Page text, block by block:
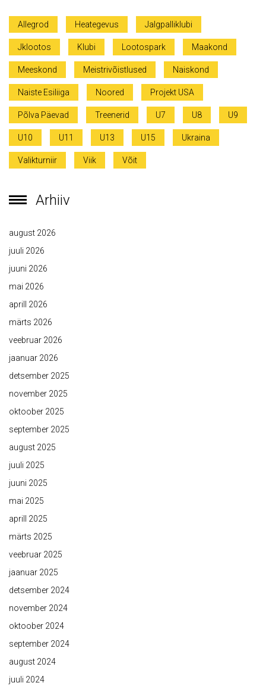
Allegrod Heategevus Jalgpalliklubi
Jklootos Klubi Lootospark Maakond
Meeskond Meistrivõistlused Naiskond
Naiste Esiliiga Noored Projekt USA
Põlva Päevad Treenerid U7 U8 U9
U10 U11 U13 U15 Ukraina
Valikturniir Viik Võit
Arhiiv
august 2026
juuli 2026
juuni 2026
mai 2026
aprill 2026
märts 2026
veebruar 2026
jaanuar 2026
detsember 2025
november 2025
oktoober 2025
september 2025
august 2025
juuli 2025
juuni 2025
mai 2025
aprill 2025
märts 2025
veebruar 2025
jaanuar 2025
detsember 2024
november 2024
oktoober 2024
september 2024
august 2024
juuli 2024